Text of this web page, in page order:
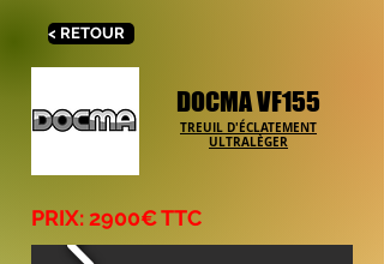
< RETOUR
DOCMA VF155
TREUIL D'ÉCLATEMENT
ULTRALÈGER
PRIX: 2900€ TTC